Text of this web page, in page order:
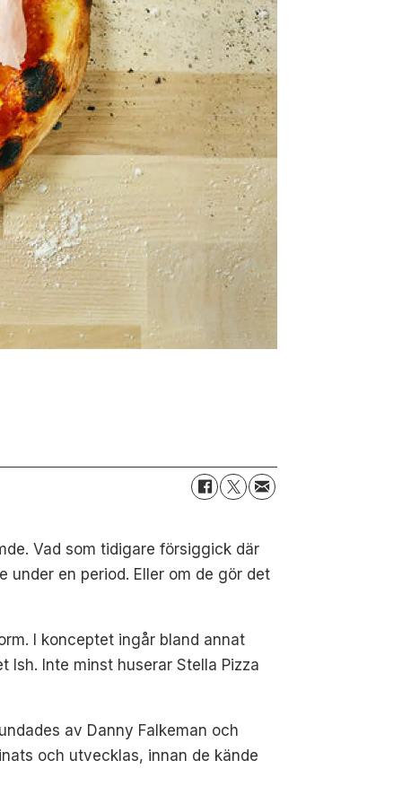
Vad som tidigare försiggick där
en period. Eller om de gör det
I konceptet ingår bland annat
Inte minst huserar Stella Pizza
av Danny Falkeman och
och utvecklas, innan de kände